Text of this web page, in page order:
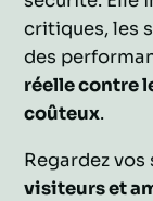
critiques, les
des
réelle contre
coûteux.
Regardez
visiteurs et